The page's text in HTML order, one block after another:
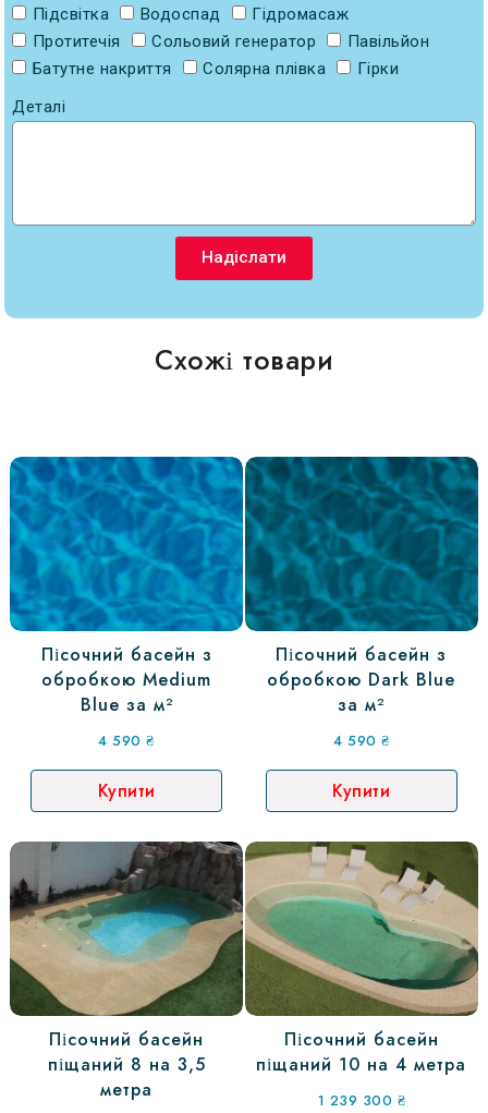
Підсвітка Водоспад
Гідромасаж
Протитечія
Сольовий генератор
Павільйон
Батутне накриття
Солярна плівка
Гірки
Деталі
Надіслати
Схожі товари
Пісочний басейн з
обробкою Medium
Blue за м²
4 590₴
Купити
Пісочний басейн з
обробкою Dark Blue
за м²
4 590₴
Купити
Пісочний басейн
піщаний 8 на 3,5
метра
Пісочний басейн
піщаний 10 на 4 метра
1 239 300 ₴